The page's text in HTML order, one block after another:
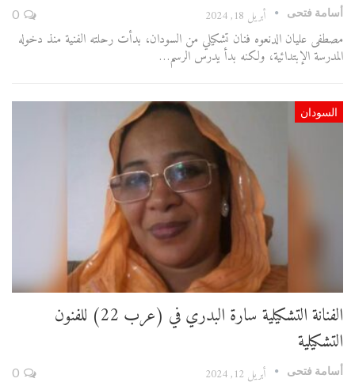
أسامة فتحى أبريل 18, 2024
مصطفى عليان الدنعوه فنان تشكيلي من السودان، بدأت رحلته الفنية منذ دخوله
المدرسة الإبتدائية، ولكنه بدأ يدرس الرسم…
السودان
الفنانة التشكيلية سارة البدري في (عرب 22) للفنون
التشكيلية
أسامة فتحى أبريل 12, 2024